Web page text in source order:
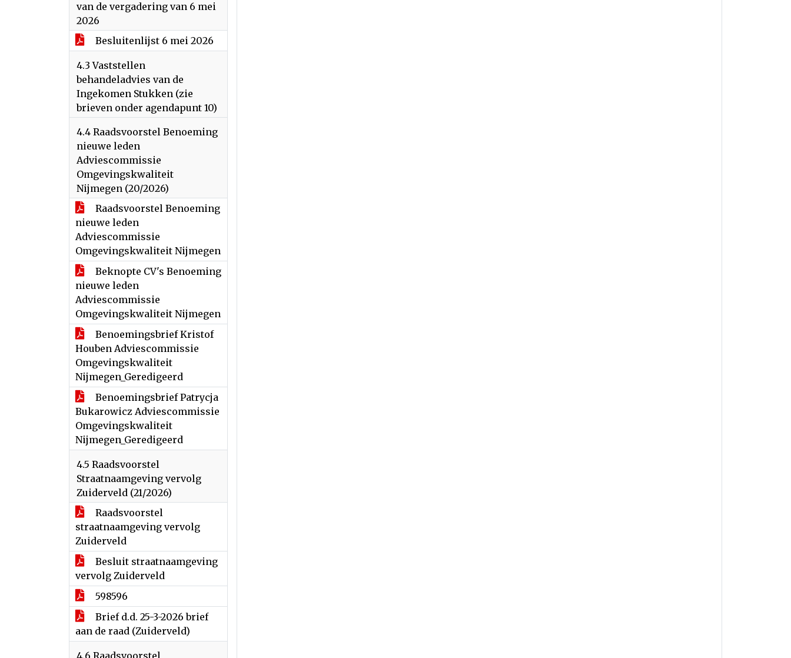
van de vergadering van 6 mei
2026
Besluitenlijst 6 mei 2026
4.3 Vaststellen
behandeladvies van de
Ingekomen Stukken (zie
brieven onder agendapunt 10)
4.4 Raadsvoorstel Benoeming
nieuwe leden
Adviescommissie
Omgevingskwaliteit
Nijmegen (20/2026)
Raadsvoorstel Benoeming
nieuwe leden
Adviescommissie
Omgevingskwaliteit Nijmegen
Beknopte CV's Benoeming
nieuwe leden
Adviescommissie
Omgevingskwaliteit Nijmegen
Benoemingsbrief Kristof
Houben Adviescommissie
Omgevingskwaliteit
Nijmegen_Geredigeerd
Benoemingsbrief Patrycja
Bukarowicz Adviescommissie
Omgevingskwaliteit
Nijmegen_Geredigeerd
4.5 Raadsvoorstel
Straatnaamgeving vervolg
Zuiderveld (21/2026)
Raadsvoorstel
straatnaamgeving vervolg
Zuiderveld
Besluit straatnaamgeving
vervolg Zuiderveld
598596
Brief d.d. 25-3-2026 brief
aan de raad (Zuiderveld)
4.6 Raadsvoorstel